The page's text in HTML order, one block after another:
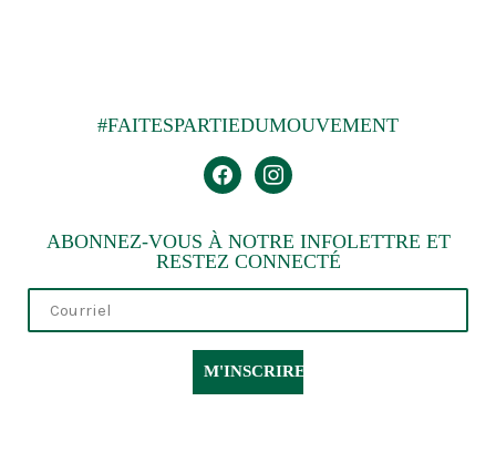
#FAITESPARTIEDUMOUVEMENT
facebookinstagram
ABONNEZ-VOUS À NOTRE INFOLETTRE ET
RESTEZ CONNECTÉ
M'INSCRIRE